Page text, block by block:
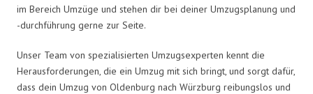
im Bereich Umzüge und stehen dir bei deiner Umzugsplanung und
-durchführung gerne zur Seite.
Unser Team von spezialisierten Umzugsexperten kennt die
Herausforderungen, die ein Umzug mit sich bringt, und sorgt dafür,
dass dein Umzug von Oldenburg nach Würzburg reibungslos und